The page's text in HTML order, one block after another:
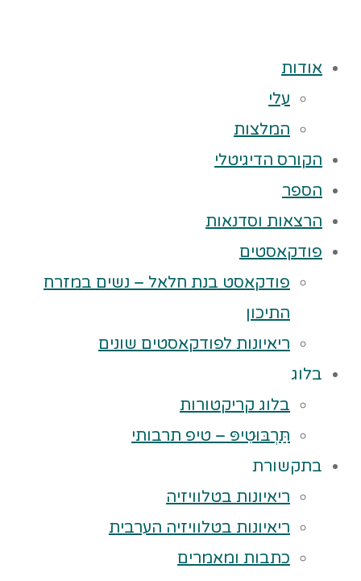
אודות
עלי
המלצות
הקורס הדיגיטלי
הספר
הרצאות וסדנאות
פודקאסטים
פודקאסט בנת חלאל – נשים במזרח
התיכון
ריאיונות לפודקאסטים שונים
בלוג
בלוג קריקטורות
תַּרְבּוּטִיפּ – טיפ תרבותי
בתקשורת
ריאיונות בטלוויזיה
ריאיונות בטלוויזיה הערבית
כתבות ומאמרים